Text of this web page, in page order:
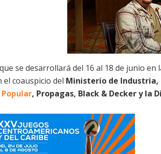
se desarrollará del 16 al 18 de junio en
el coauspicio del Ministerio de Industria,
Popular, Propagas, Black & Decker y la